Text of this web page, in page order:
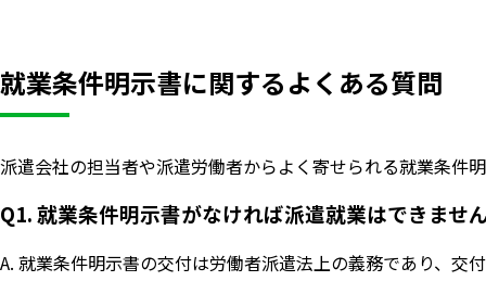
就業条件明示書に関するよくある質問
派遣会社の担当者や派遣労働者からよく寄せられる就業条件
Q1. 就業条件明示書がなければ派遣就業はできませ
A. 就業条件明示書の交付は労働者派遣法上の義務であり、交